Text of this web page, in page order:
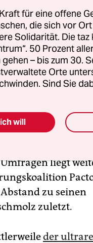
Katharina Wojczenko,
Boddenberg
wer
liegt
zu seinen
zuletzt.
der
für eine offene
die sich vor
Solidarität. Die
50 Prozent
gehen – bis zum 30.
Orte
Sind Sie
will